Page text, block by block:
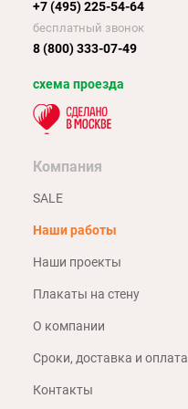
+7 (495) 225-54-64
бесплатный звонок
8 (800) 333-07-49
схема проезда
Компания
SALE
Наши работы
Наши проекты
Плакаты на стену
О компании
Сроки, доставка и оплата
Контакты